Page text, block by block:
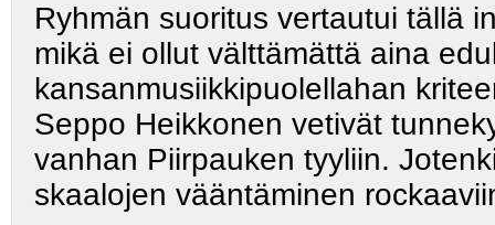
Ryhmän suoritus vertautui tällä
mikä ei ollut välttämättä aina
kansanmusiikkipuolellahan
Seppo Heikkonen vetivät
vanhan Piirpauken tyyliin.
skaalojen vääntäminen